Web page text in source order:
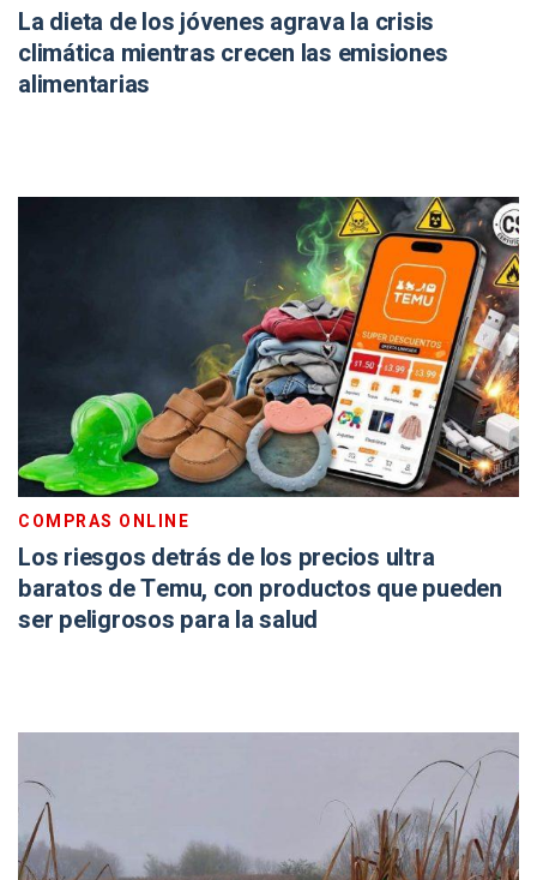
La dieta de los jóvenes agrava la crisis
climática mientras crecen las emisiones
alimentarias
COMPRAS ONLINE
Los riesgos detrás de los precios ultra
baratos de Temu, con productos que pueden
ser peligrosos para la salud